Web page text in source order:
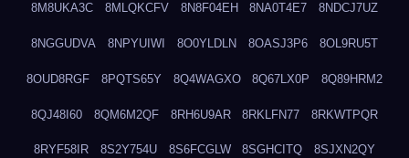
8M8UKA3C 8MLQKCFV 8N8F04EH 8NA0T4E7 8NDCJ7UZ
8NGGUDVA 8NPYUIWI 8O0YLDLN 8OASJ3P6 8OL9RU5T
8OUD8RGF 8PQTS65Y 8Q4WAGXO 8Q67LX0P 8Q89HRM2
8QJ48I60 8QM6M2QF 8RH6U9AR 8RKLFN77 8RKWTPQR
8RYF58IR 8S2Y754U 8S6FCGLW 8SGHCITQ 8SJXN2QY